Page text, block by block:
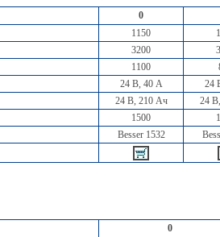
0
1150
3200
1100
24 В, 40 А 24
24 В, 210 Ач 24
1500
Besser 1532
0